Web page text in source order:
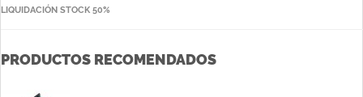
LIQUIDACIÓN STOCK 50%
PRODUCTOS RECOMENDADOS